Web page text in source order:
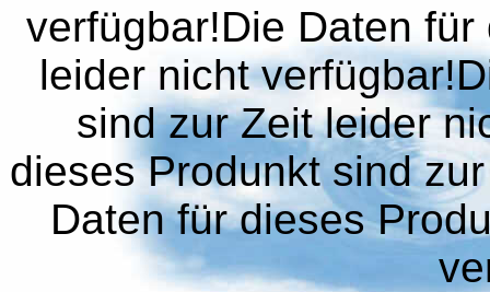
verfügbar!Die Daten
leider nicht
sind zur Zeit leider
dieses Produnkt sind
Daten für dieses